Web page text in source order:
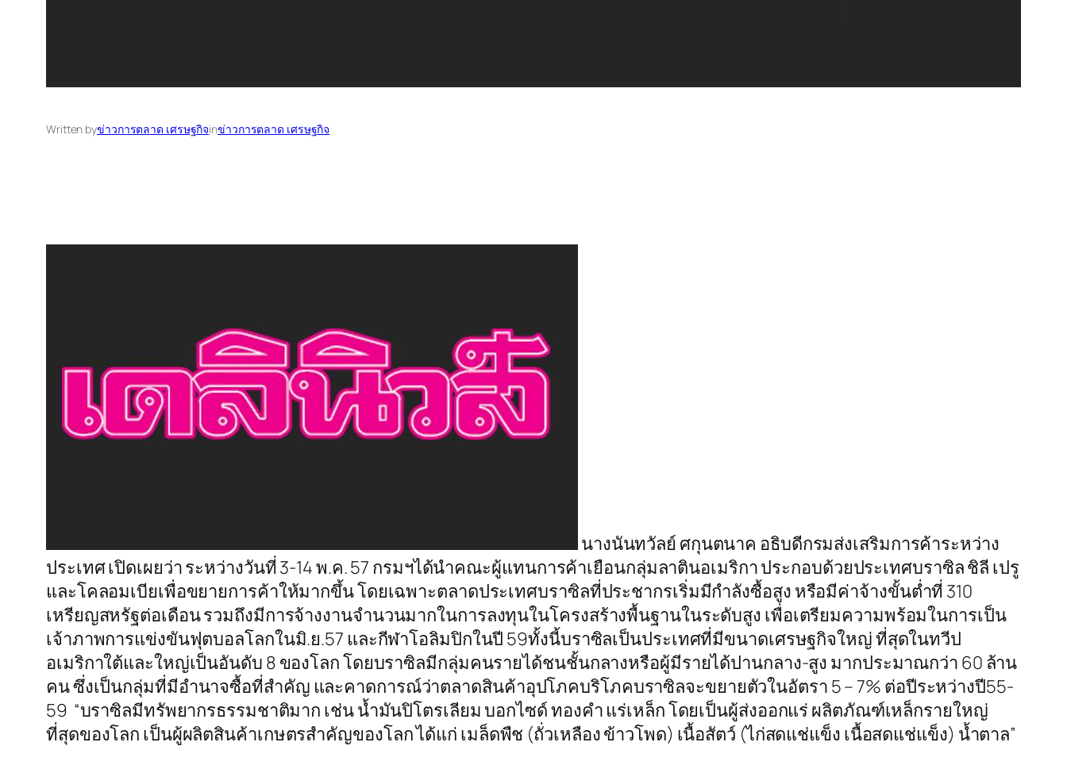
Written byข่าวการตลาด เศรษฐกิจinข่าวการตลาด เศรษฐกิจ
นางนันทวัลย์ ศกุนตนาค อธิบดีกรมส่งเสริมการค้าระหว่าง
ประเทศ เปิดเผยว่า ระหว่างวันที่ 3-14 พ.ค. 57 กรมฯได้นำคณะผู้แทนการค้าเยือนกลุ่มลาตินอเมริกา ประกอบด้วยประเทศบราซิล ชิลี เปรู
และโคลอมเบียเพื่อขยายการค้าให้มากขึ้น โดยเฉพาะตลาดประเทศบราซิลที่ประชากรเริ่มมีกำลังซื้อสูง หรือมีค่าจ้างขั้นต่ำที่ 310
เหรียญสหรัฐต่อเดือน รวมถึงมีการจ้างงานจำนวนมากในการลงทุนในโครงสร้างพื้นฐานในระดับสูง เพื่อเตรียมความพร้อมในการเป็น
เจ้าภาพการแข่งขันฟุตบอลโลกในมิ.ย.57 และกีฬาโอลิมปิกในปี 59ทั้งนี้บราซิลเป็นประเทศที่มีขนาดเศรษฐกิจใหญ่ ที่สุดในทวีป
อเมริกาใต้และใหญ่เป็นอันดับ 8 ของโลก โดยบราซิลมีกลุ่มคนรายได้ชนชั้นกลางหรือผู้มีรายได้ปานกลาง-สูง มากประมาณกว่า 60 ล้าน
คน ซึ่งเป็นกลุ่มที่มีอำนาจซื้อที่สำคัญ และคาดการณ์ว่าตลาดสินค้าอุปโภคบริโภคบราซิลจะขยายตัวในอัตรา 5 – 7% ต่อปีระหว่างปี55-
59 “บราซิลมีทรัพยากรธรรมชาติมาก เช่น น้ำมันปิโตรเลียม บอกไซด์ ทองคำ แร่เหล็ก โดยเป็นผู้ส่งออกแร่ ผลิตภัณฑ์เหล็กรายใหญ่
ที่สุดของโลก เป็นผู้ผลิตสินค้าเกษตรสำคัญของโลก ได้แก่ เมล็ดพืช (ถั่วเหลือง ข้าวโพด) เนื้อสัตว์ (ไก่สดแช่แข็ง เนื้อสดแช่แข็ง) น้ำตาล”